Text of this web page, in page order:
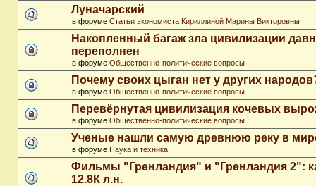
Луначарский
в форуме Статьи экономиста Кириллиной Марины Викторовны
Накопленный багаж зла цивилизации
переполнен
в форуме Общественно-политические вопросы
Почему своих цыган нет у других
в форуме Общественно-политические вопросы
Перевёрнутая цивилизация кочевых
в форуме Общественно-политические вопросы
Ученые нашли самую древнюю реку в
в форуме Наука и техника
Фильмы "Гренландия" и "Гренландия 2":
12.8К л.н.